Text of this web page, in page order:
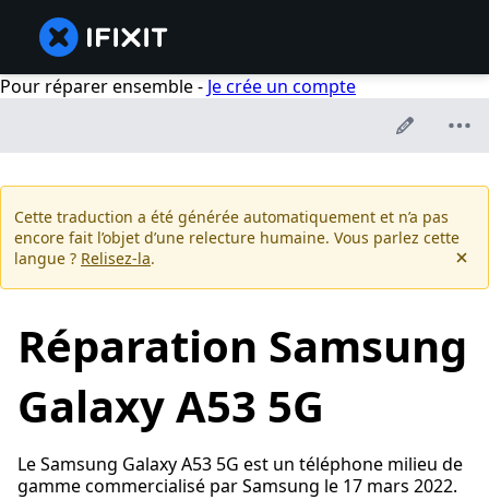
Pour réparer ensemble - Je crée un compte
Cette traduction a été générée automatiquement et n’a pas
encore fait l’objet d’une relecture humaine. Vous parlez cette
langue ? Relisez-la.
Réparation Samsung
Galaxy A53 5G
Le Samsung Galaxy A53 5G est un téléphone milieu de
gamme commercialisé par Samsung le 17 mars 2022.